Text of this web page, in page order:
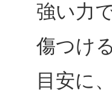
強い力
傷つけ
目安に